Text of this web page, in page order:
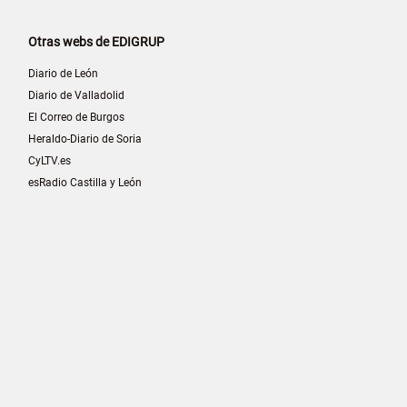
Otras webs de EDIGRUP
Diario de León
Diario de Valladolid
El Correo de Burgos
Heraldo-Diario de Soria
CyLTV.es
esRadio Castilla y León